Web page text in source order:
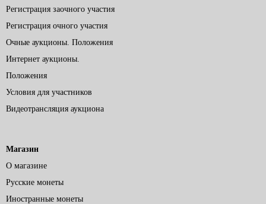
Регистрация заочного участия
Регистрация очного участия
Очные аукционы. Положения
Интернет аукционы.
Положения
Условия для участников
Видеотрансляция аукциона
Магазин
О магазине
Русские монеты
Иностранные монеты